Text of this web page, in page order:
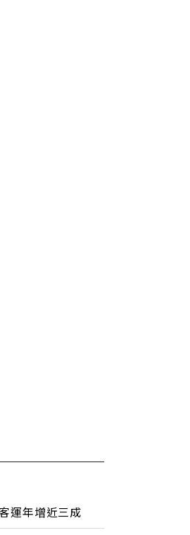
運年增近三成